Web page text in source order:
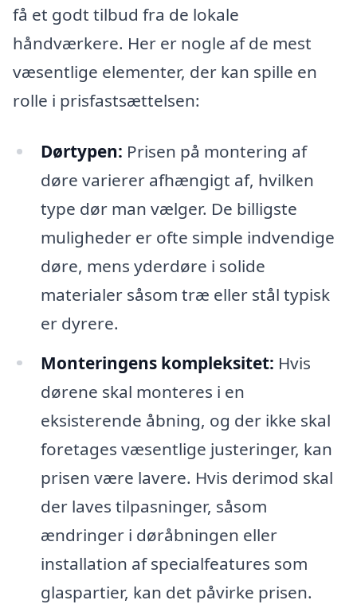
få et godt tilbud fra de lokale
håndværkere. Her er nogle af de mest
væsentlige elementer, der kan spille en
rolle i prisfastsættelsen:
Dørtypen: Prisen på montering af
døre varierer afhængigt af, hvilken
type dør man vælger. De billigste
muligheder er ofte simple indvendige
døre, mens yderdøre i solide
materialer såsom træ eller stål typisk
er dyrere.
Monteringens kompleksitet: Hvis
dørene skal monteres i en
eksisterende åbning, og der ikke skal
foretages væsentlige justeringer, kan
prisen være lavere. Hvis derimod skal
der laves tilpasninger, såsom
ændringer i døråbningen eller
installation af specialfeatures som
glaspartier, kan det påvirke prisen.